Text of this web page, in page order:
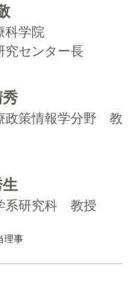
科学院
究センター長
政策情報学分野 教
系研究科 教授
理事